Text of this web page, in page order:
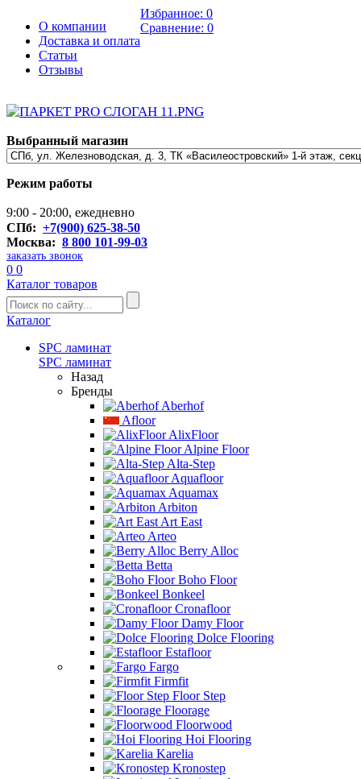
О компании
Доставка и оплата
Статьи
Отзывы
Избранное: 0
Сравнение: 0
Выбранный магазин
Режим работы
9:00 - 20:00, ежедневно
СПб: +7(900) 625-38-50
Москва: 8 800 101-99-03
заказать звонок
0 0
Каталог товаров
Каталог
SPC ламинат
SPC ламинат
Назад
Бренды
Aberhof
Afloor
AlixFloor
Alpine Floor
Alta-Step
Aquafloor
Aquamax
Arbiton
Art East
Arteo
Berry Alloc
Betta
Boho Floor
Bonkeel
Cronafloor
Damy Floor
Dolce Flooring
Estafloor
Fargo
Firmfit
Floor Step
Floorage
Floorwood
Hoi Flooring
Karelia
Kronostep